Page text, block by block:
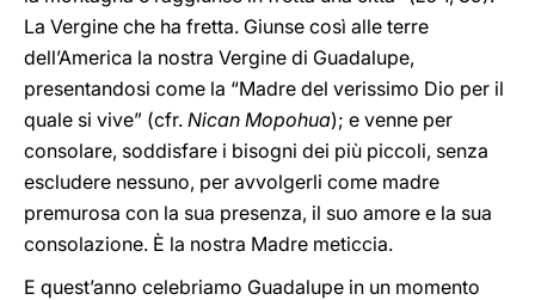
La Vergine che ha fretta. Giunse così alle terre
dell’America la nostra Vergine di Guadalupe,
presentandosi come la “Madre del verissimo Dio per il
quale si vive” (cfr. Nican Mopohua); e venne per
consolare, soddisfare i bisogni dei più piccoli, senza
escludere nessuno, per avvolgerli come madre
premurosa con la sua presenza, il suo amore e la sua
consolazione. È la nostra Madre meticcia.
E quest’anno celebriamo Guadalupe in un momento